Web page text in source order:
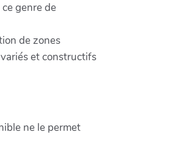
genre de
de zones
et constructifs
ne le permet